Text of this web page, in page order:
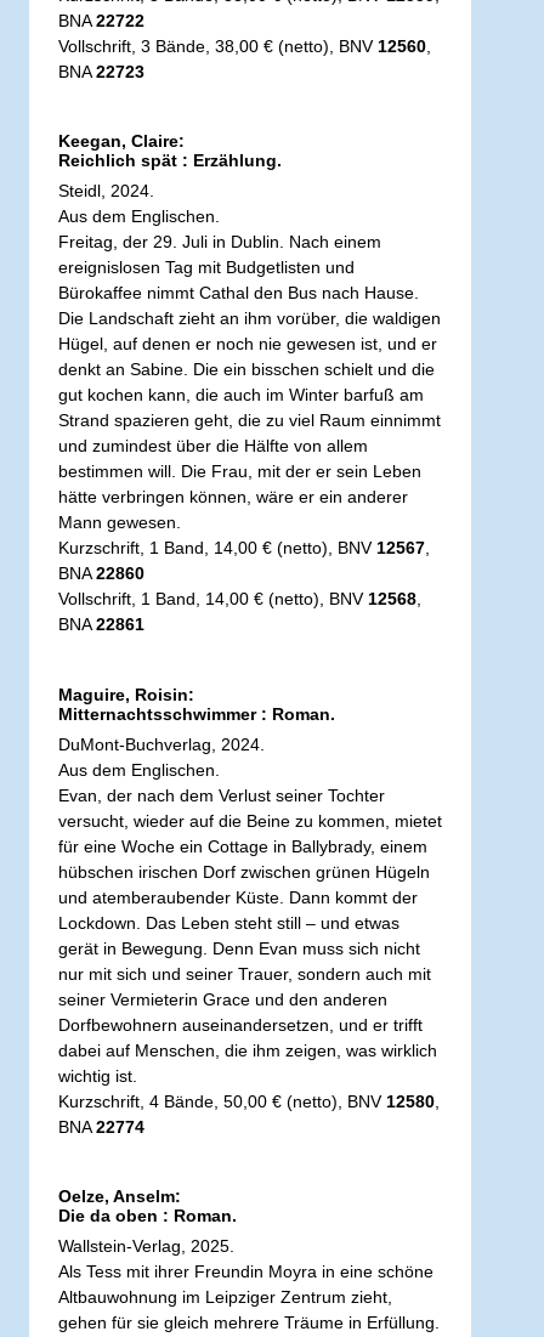
BNA22722
Vollschrift, 3 Bände, 38,00 € (netto), BNV 12560
BNA22723
Keegan, Claire:
Reichlich spät : Erzählung.
Steidl, 2024.
Aus dem Englischen.
Freitag, der 29. Juli in Dublin. Nach einem
ereignislosen Tag mit Budgetlisten und
Bürokaffee nimmt Cathal den Bus nach Hause.
Die Landschaft zieht an ihm vorüber, die waldigen
Hügel, auf denen er noch nie gewesen ist, und er
denkt an Sabine. Die ein bisschen schielt und die
gut kochen kann, die auch im Winter barfuß am
Strand spazieren geht, die zu viel Raum einnimmt
und zumindest über die Hälfte von allem
bestimmen will. Die Frau, mit der er sein Leben
hätte verbringen können, wäre er ein anderer
Mann gewesen.
Kurzschrift, 1 Band, 14,00 € (netto), BNV12567,
BNA22860
Vollschrift, 1 Band, 14,00 € (netto), BNV12568,
BNA22861
Maguire, Roisin:
Mitternachtsschwimmer : Roman.
DuMont-Buchverlag, 2024.
Aus dem Englischen.
Evan, der nach dem Verlust seiner Tochter
versucht, wieder auf die Beine zu kommen, mietet
für eine Woche ein Cottage in Ballybrady, einem
hübschen irischen Dorf zwischen grünen Hügeln
und atemberaubender Küste. Dann kommt der
Lockdown. Das Leben steht still – und etwas
gerät in Bewegung. Denn Evan muss sich nicht
nur mit sich und seiner Trauer, sondern auch mit
seiner Vermieterin Grace und den anderen
Dorfbewohnern auseinandersetzen, und er trifft
dabei auf Menschen, die ihm zeigen, was wirklich
wichtig ist.
Kurzschrift, 4 Bände, 50,00 € (netto), BNV 12580
BNA22774
Oelze, Anselm:
Die da oben : Roman.
Wallstein-Verlag, 2025.
Als Tess mit ihrer Freundin Moyra in eine schöne
Altbauwohnung im Leipziger Zentrum zieht,
gehen für sie gleich mehrere Träume in Erfüllung.